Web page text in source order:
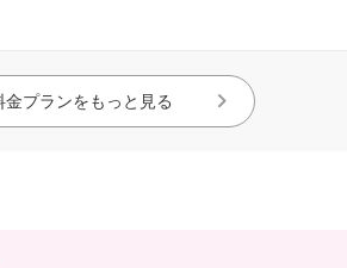
金プランをもっと見る